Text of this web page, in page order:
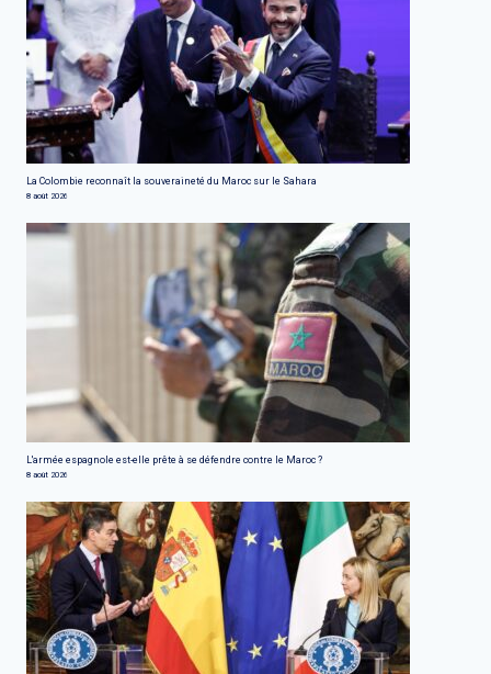
La Colombie reconnaît la souveraineté du Maroc sur le Sahara
8 août 2026
L'armée espagnole est-elle prête à se défendre contre le Maroc ?
8 août 2026